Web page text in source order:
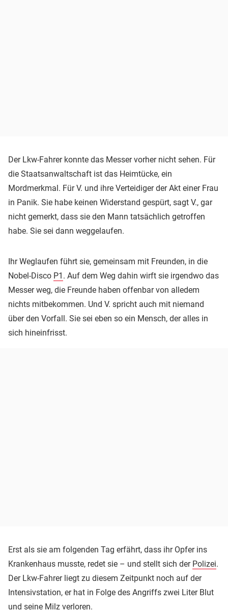
Der Lkw-Fahrer konnte das Messer vorher nicht sehen. Für
die Staatsanwaltschaft ist das Heimtücke, ein
Mordmerkmal. Für V. und ihre Verteidiger der Akt einer Frau
in Panik. Sie habe keinen Widerstand gespürt, sagt V., gar
nicht gemerkt, dass sie den Mann tatsächlich getroffen
habe. Sie sei dann weggelaufen.
Ihr Weglaufen führt sie, gemeinsam mit Freunden, in die
Nobel-Disco P1 . Auf dem Weg dahin wirft sie irgendwo das
Messer weg, die Freunde haben offenbar von alledem
nichts mitbekommen. Und V. spricht auch mit niemand
über den Vorfall. Sie sei eben so ein Mensch, der alles in
sich hineinfrisst.
Erst als sie am folgenden Tag erfährt, dass ihr Opfer ins
Krankenhaus musste, redet sie – und stellt sich der Polizei.
Der Lkw-Fahrer liegt zu diesem Zeitpunkt noch auf der
Intensivstation, er hat in Folge des Angriffs zwei Liter Blut
und seine Milz verloren.